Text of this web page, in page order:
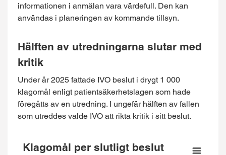
informationen i anmälan vara värdefull. Den kan
användas i planeringen av kommande tillsyn.
Hälften av utredningarna slutar med
kritik
Under år 2025 fattade IVO beslut i drygt 1 000
klagomål enligt patientsäkerhetslagen som hade
föregåtts av en utredning. I ungefär hälften av fallen
som utreddes valde IVO att rikta kritik i sitt beslut.
Klagomål per slutligt beslut
Klagomål per slutligt beslut